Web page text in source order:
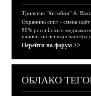
Трилогия "Китобои" А.
Охранник спит - смена идёт
80% российского
пациентов психдиспансера
Перейти на форум >>
ОБЛАКО